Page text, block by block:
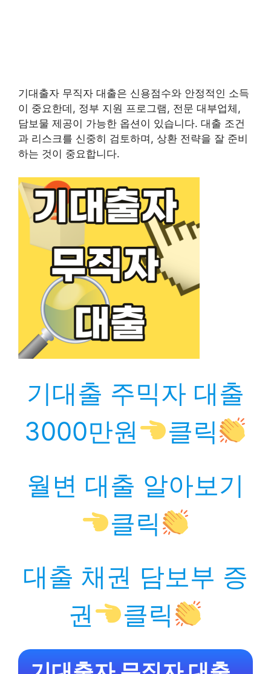
기대출자 무직자 대출은 신용점수와 안정적인 소득
이 중요한데, 정부 지원 프로그램, 전문 대부업체,
담보물 제공이 가능한 옵션이 있습니다. 대출 조건
과 리스크를 신중히 검토하며, 상환 전략을 잘 준비
하는 것이 중요합니다.
기대출 주믹자 대출
3000만원
클릭
월변 대출 알아보기
클릭
대출 채권 담보부 증
권
클릭